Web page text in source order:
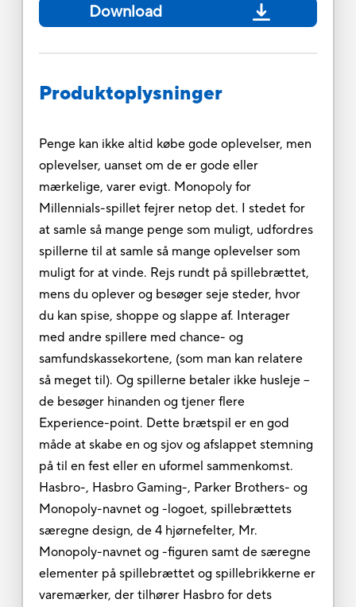
Download
Produktoplysninger
Penge kan ikke altid købe gode oplevelser, men
oplevelser, uanset om de er gode eller
mærkelige, varer evigt. Monopoly for
Millennials-spillet fejrer netop det. I stedet for
at samle så mange penge som muligt, udfordres
spillerne til at samle så mange oplevelser som
muligt for at vinde. Rejs rundt på spillebrættet,
mens du oplever og besøger seje steder, hvor
du kan spise, shoppe og slappe af. Interager
med andre spillere med chance- og
samfundskassekortene, (som man kan relatere
så meget til). Og spillerne betaler ikke husleje –
de besøger hinanden og tjener flere
Experience-point. Dette brætspil er en god
måde at skabe en og sjov og afslappet stemning
på til en fest eller en uformel sammenkomst.
Hasbro-, Hasbro Gaming-, Parker Brothers- og
Monopoly-navnet og -logoet, spillebrættets
særegne design, de 4 hjørnefelter, Mr.
Monopoly-navnet og -figuren samt de særegne
elementer på spillebrættet og spillebrikkerne er
varemærker, der tilhører Hasbro for dets